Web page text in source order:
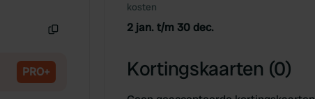
PRO+
kosten
2 jan. t/m 30 dec.
Kortingskaarten (0)